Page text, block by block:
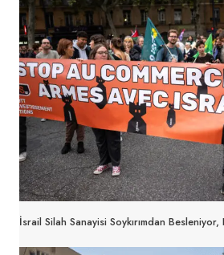
İsrail Silah Sanayisi Soykırımdan Besleniyor,